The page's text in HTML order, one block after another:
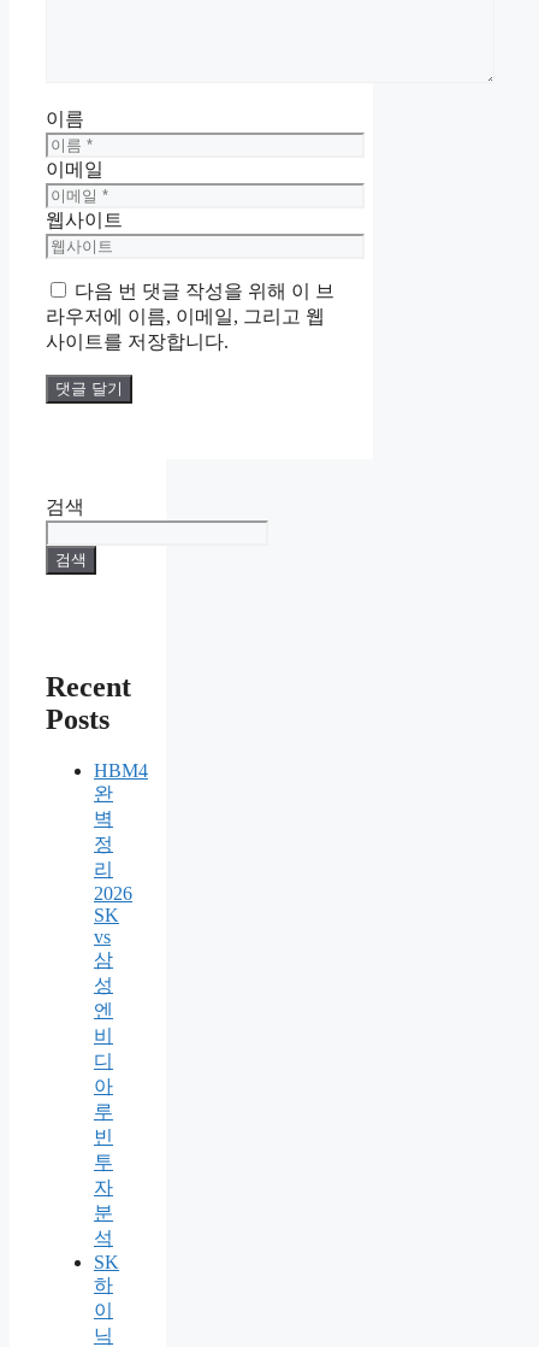
이름
이메일
웹사이트
다음 번 댓글 작성을 위해 이 브
라우저에 이름, 이메일, 그리고 웹
사이트를 저장합니다.
검색
검색
Recent
Posts
HBM4
완
벽
정
리
2026
SK
vs
삼
성
엔
비
디
아
루
빈
투
자
분
석
SK
하
이
닉